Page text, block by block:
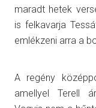
maradt hetek
is felkavarja
emlékzeni arra a
A regény
amellyel Terell